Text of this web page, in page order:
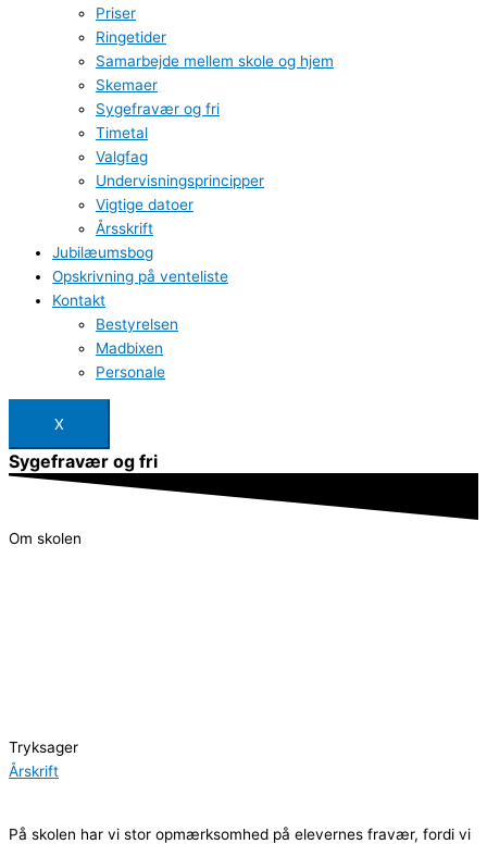
Priser
Ringetider
Samarbejde mellem skole og hjem
Skemaer
Sygefravær og fri
Timetal
Valgfag
Undervisningsprincipper
Vigtige datoer
Årsskrift
Jubilæumsbog
Opskrivning på venteliste
Kontakt
Bestyrelsen
Madbixen
Personale
X
Sygefravær og fri
Om skolen
Tryksager
Årskrift
På skolen har vi stor opmærksomhed på elevernes fravær, fordi vi